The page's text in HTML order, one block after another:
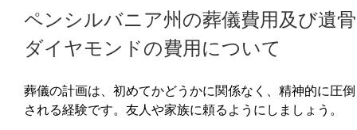
ペンシルバニア州の葬儀費用及び遺骨
ダイヤモンドの費用について
葬儀の計画は、初めてかどうかに関係なく、精神的に圧倒
される経験です。友人や家族に頼るようにしましょう。